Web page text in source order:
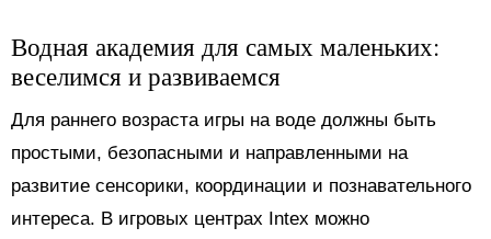
Водная академия для самых маленьких:
веселимся и развиваемся
Для раннего возраста игры на воде должны быть
простыми, безопасными и направленными на
развитие сенсорики, координации и познавательного
интереса. В игровых центрах Intex можно